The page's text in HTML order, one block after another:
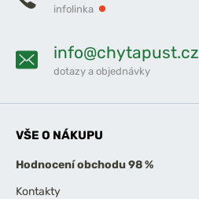
infolinka
info@chytapust.cz
dotazy a objednávky
VŠE O NÁKUPU
Hodnocení obchodu 98 %
Kontakty